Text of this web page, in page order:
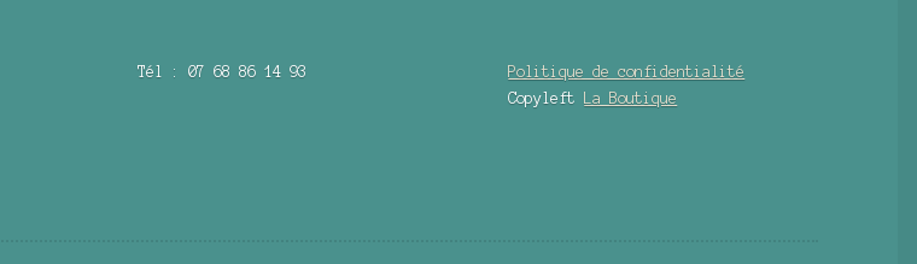
Tél : 07 68 86 14 93
Politique de confidentialité
Copyleft
La Boutique